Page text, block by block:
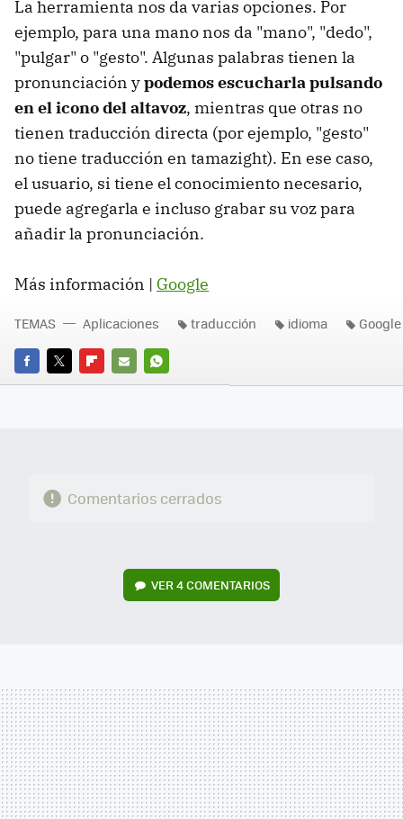
La herramienta nos da varias opciones. Por
ejemplo, para una mano nos da "mano", "dedo",
"pulgar" o "gesto". Algunas palabras tienen la
pronunciación ypodemos escucharla pulsando
en el icono del altavoz, mientras que otras no
tienen traducción directa (por ejemplo, "gesto"
no tiene traducción en tamazight). En ese caso,
el usuario, si tiene el conocimiento necesario,
puede agregarla e incluso grabar su voz para
añadir la pronunciación.
Más información | Google
FACEBOOK
TWITTERFLIPBOARD
E-
WHATSAPP
TEMAS Aplicaciones traducción idioma Google
Comentarios cerrados
VER4 COMENTARIOS